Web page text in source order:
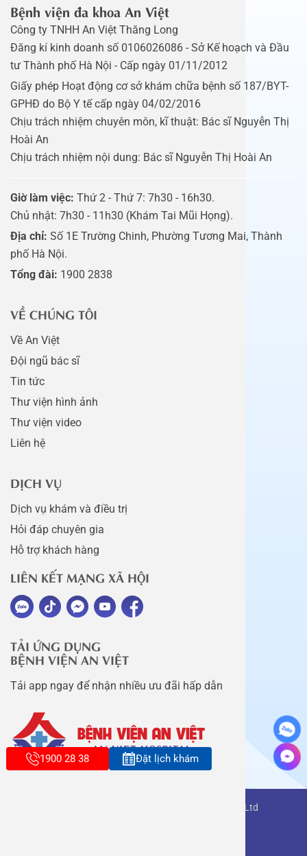
Bệnh viện đa khoa An Việt
Công ty TNHH An Việt Thăng Long
Đăng kí kinh doanh số 0106026086 - Sở Kế hoạch và Đầu
tư Thành phố Hà Nội - Cấp ngày 01/11/2012
Giấy phép Hoạt động cơ sở khám chữa bệnh số 187/BYT-
GPHĐ do Bộ Y tế cấp ngày 04/02/2016
Chịu trách nhiệm chuyên môn, kĩ thuật: Bác sĩ Nguyễn Thị
Hoài An
Chịu trách nhiệm nội dung: Bác sĩ Nguyễn Thị Hoài An
Giờ làm việc: Thứ 2 - Thứ 7: 7h30 - 16h30.
Chủ nhật: 7h30 - 11h30 (Khám Tai Mũi Họng).
Địa chỉ: Số 1E Trường Chinh, Phường Tương Mai, Thành
phố Hà Nội.
Tổng đài: 1900 2838
VỀ CHÚNG TÔI
Về An Việt
Đội ngũ bác sĩ
Tin tức
Thư viện hình ảnh
Thư viện video
Liên hệ
DỊCH VỤ
Dịch vụ khám và điều trị
Hỏi đáp chuyên gia
Hỗ trợ khách hàng
LIÊN KẾT MẠNG XÃ HỘI
TẢI ỨNG DỤNG
BỆNH VIỆN AN VIỆT
Tải app ngay để nhận nhiều ưu đãi hấp dẫn
Copyright belongs to An Viet Thang Long Co., Ltd
1900 28 38 Đặt lịch khám